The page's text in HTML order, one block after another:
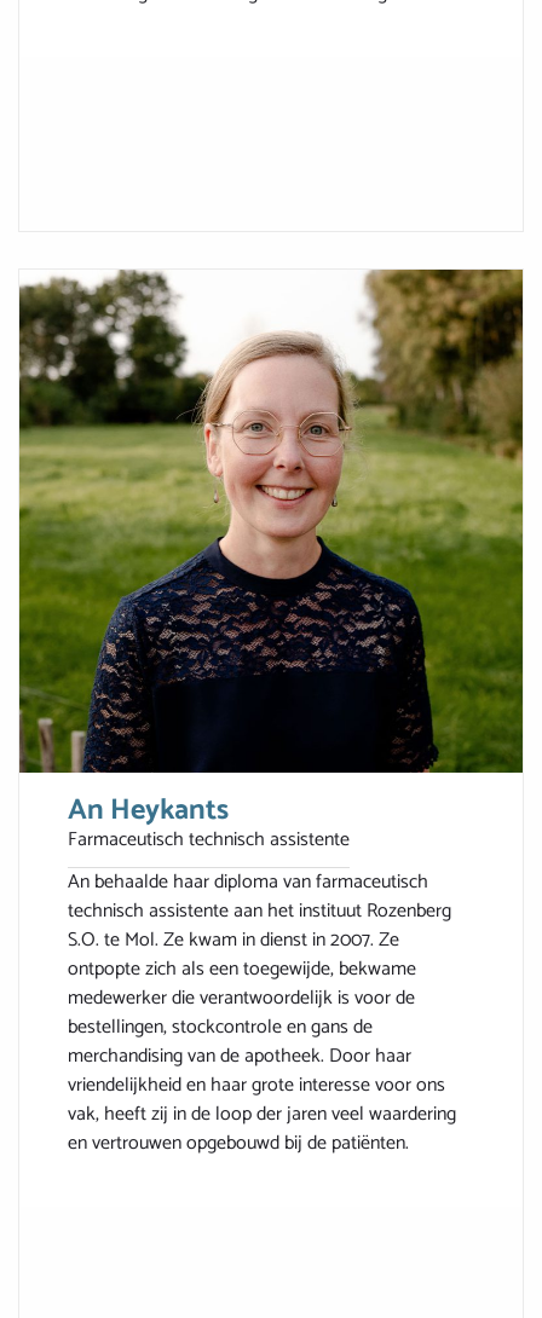
An Heykants
Farmaceutisch technisch assistente
An behaalde haar diploma van farmaceutisch
technisch assistente aan het instituut Rozenberg
S.O. te Mol. Ze kwam in dienst in 2007. Ze
ontpopte zich als een toegewijde, bekwame
medewerker die verantwoordelijk is voor de
bestellingen, stockcontrole en gans de
merchandising van de apotheek. Door haar
vriendelijkheid en haar grote interesse voor ons
vak, heeft zij in de loop der jaren veel waardering
en vertrouwen opgebouwd bij de patiënten.